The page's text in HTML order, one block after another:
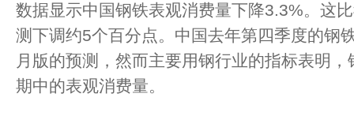
数据显示中国钢铁表观消费量下降3.3%。这
测下调约5个百分点。中国去年第四季度的钢
月版的预测，然而主要用钢行业的指标表明
期中的表观消费量。